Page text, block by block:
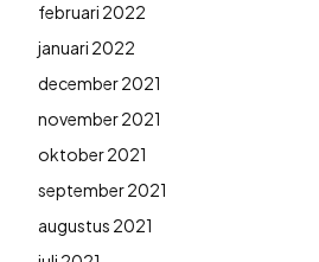
februari 2022
januari 2022
december 2021
november 2021
oktober 2021
september 2021
augustus 2021